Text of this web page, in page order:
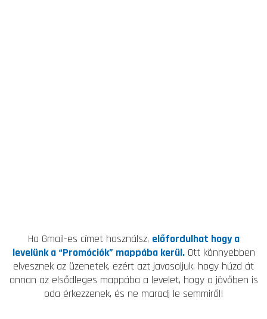
Ha Gmail-es címet használsz, előfordulhat hogy a
levelünk a “Promóciók” mappába kerül.Ott könnyebben
elvesznek az üzenetek, ezért azt javasoljuk, hogy húzd át
onnan az elsődleges mappába a levelet, hogy a jövőben is
oda érkezzenek, és ne maradj le semmiről!